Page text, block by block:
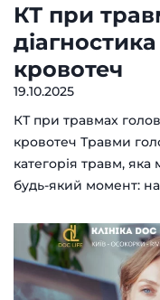
КТ при
кровотеч
19.10.2025
КТ при травмах
кровотеч Травми
категорія травм,
будь-який момент: на